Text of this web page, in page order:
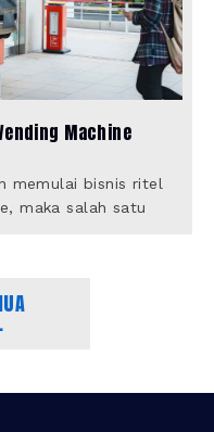
Machine
memulai bisnis ritel
maka salah satu